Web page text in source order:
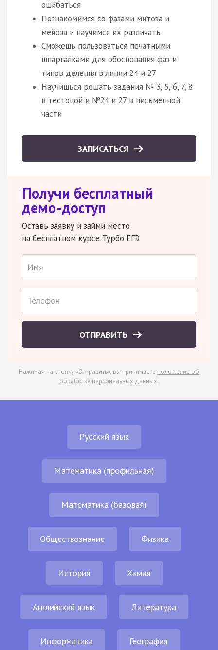
ошибаться
Познакомимся со фазами митоза и
мейоза и научимся их различать
Сможешь пользоваться печатными
шпаргалками для обоснования фаз и
типов деления в линии 24 и 27
Научишься решать задания № 3, 5, 6, 7, 8
в тестовой и №24 и 27 в письменной
части
ЗАПИСАТЬСЯ
Получи бесплатный
демо-доступ
Оставь заявку и займи место
на бесплатном курсе Турбо ЕГЭ
ОТПРАВИТЬ
Нажимая на кнопку «Отправить», вы принимаете положение об
обработке персональных данных.
Русский язык
Математика (профильная)
Математика (базовая)
Обществознание Физика
История Химия
Английский язык Литература
Информатика География